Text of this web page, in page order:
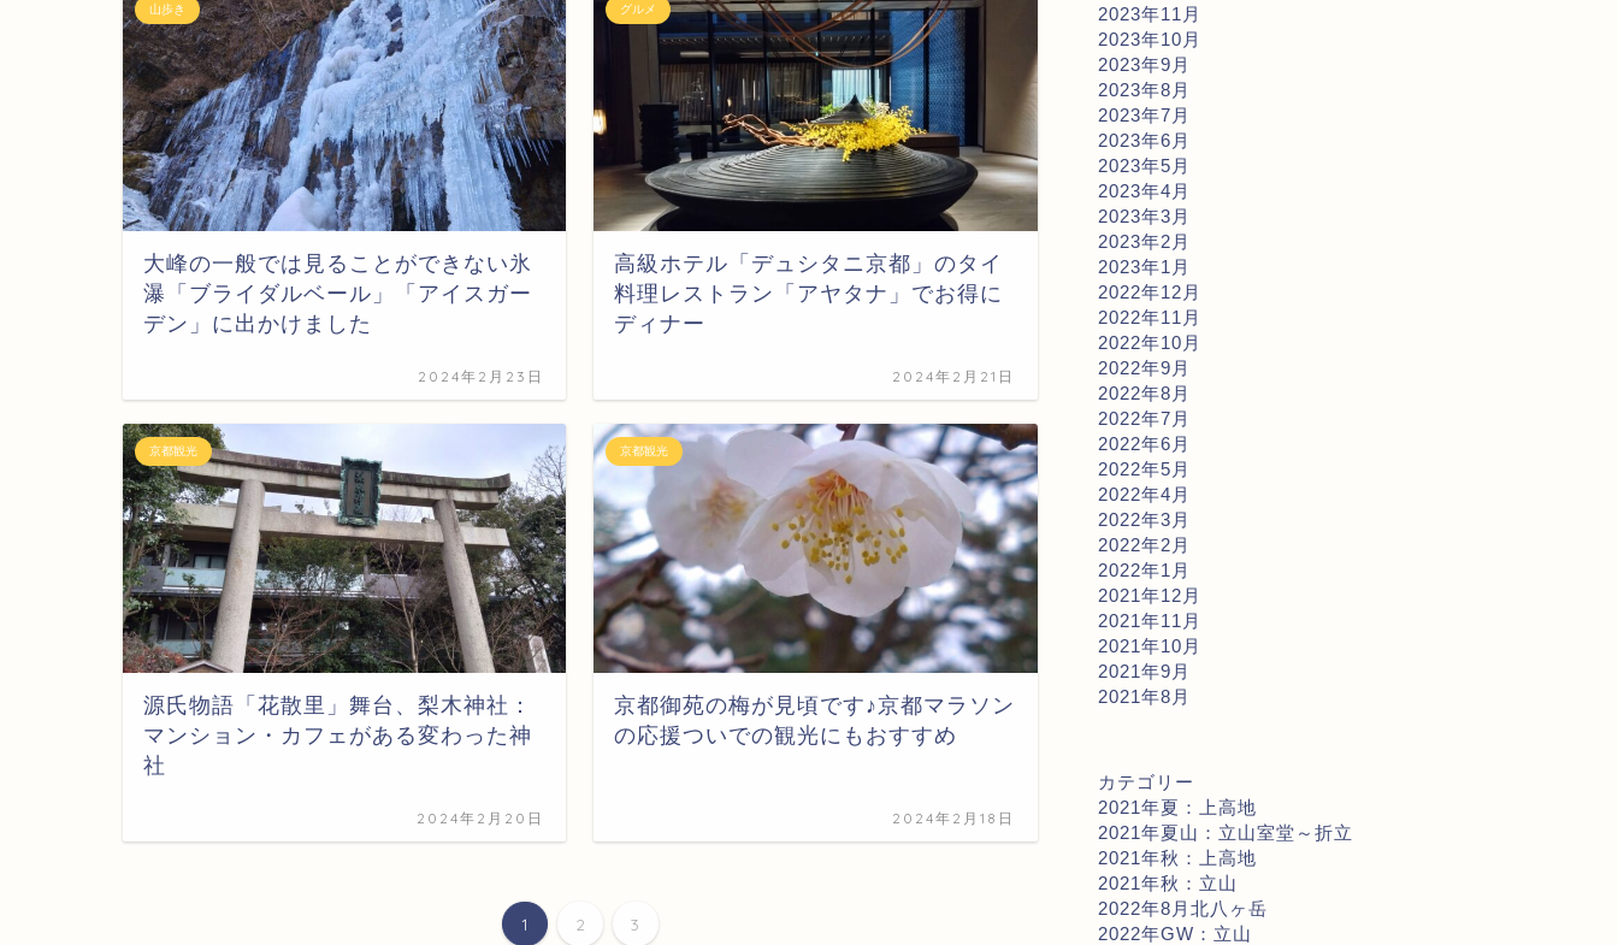
山歩き
大峰の一般では見ることができない氷
瀑「ブライダルベール」「アイスガー
デン」に出かけました
2024年2月23日
グルメ
高級ホテル「デュシタニ京都」のタイ
料理レストラン「アヤタナ」でお得に
ディナー
2024年2月21日
京都観光
源氏物語「花散里」舞台、梨木神社：
マンション・カフェがある変わった神
社
2024年2月20日
京都観光
京都御苑の梅が見頃です♪京都マラソン
の応援ついでの観光にもおすすめ
2024年2月18日
1 2 3
2023年11月
2023年10月
2023年9月
2023年8月
2023年7月
2023年6月
2023年5月
2023年4月
2023年3月
2023年2月
2023年1月
2022年12月
2022年11月
2022年10月
2022年9月
2022年8月
2022年7月
2022年6月
2022年5月
2022年4月
2022年3月
2022年2月
2022年1月
2021年12月
2021年11月
2021年10月
2021年9月
2021年8月
カテゴリー
2021年夏：上高地
2021年夏山：立山室堂～折立
2021年秋：上高地
2021年秋：立山
2022年8月北八ヶ岳
2022年GW：立山